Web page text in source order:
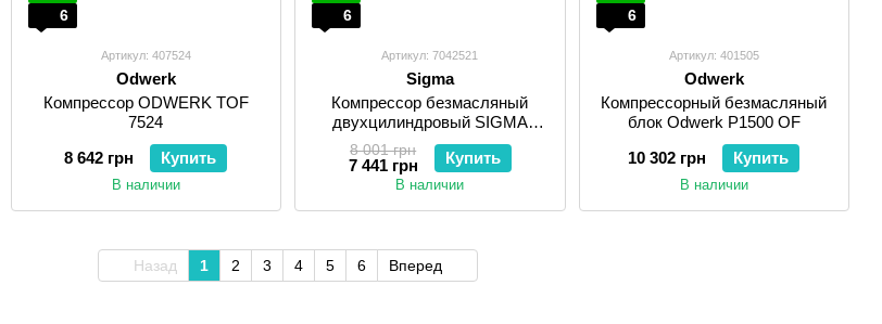
6
Артикул: 407524
Odwerk
Компрессор ODWERK TOF
7524
8 642 грн
Купить
В наличии
6
Артикул: 7042521
Sigma
Компрессор безмасляный
двухцилиндровый SIGMA
7042521 (24л, 1.1 квт)
8 001 грн
7 441 грн Купить
В наличии
6
Артикул: 401505
Odwerk
Компрессорный безмасляный
блок Odwerk P1500 OF
10 302 грн
Купить
В наличии
Назад 1 2 3 4 5 6 Вперед